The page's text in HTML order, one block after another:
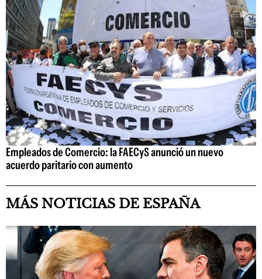
Empleados de Comercio: la FAECyS anunció un nuevo
acuerdo paritario con aumento
MÁS NOTICIAS DE ESPAÑA